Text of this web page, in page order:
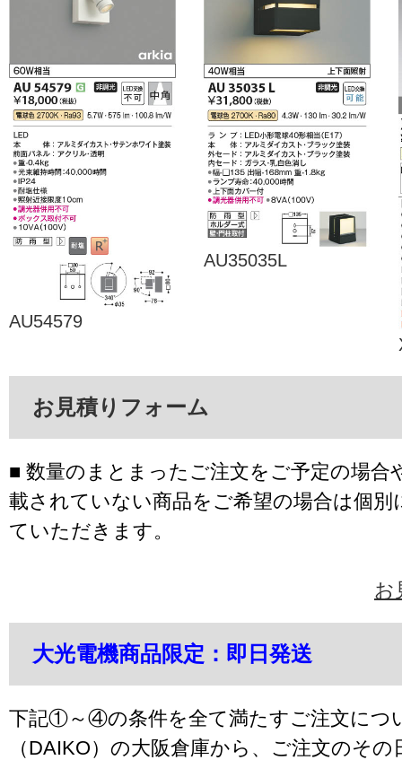
AU54579
AU35035L
お見積りフォーム
■ 数量のまとまったご注文をご予定の場合
載されていない商品をご希望の場合は個別
ていただきます。
お
大光電機商品限定：即日発送
下記①～④の条件を全て満たすご注文につ
（DAIKO）の大阪倉庫から、ご注文のそ